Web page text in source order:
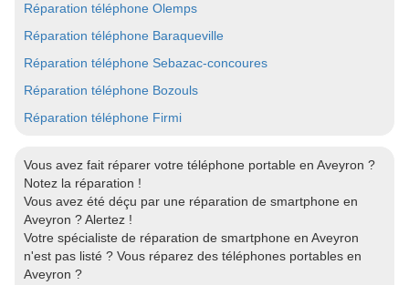
Réparation téléphone Olemps
Réparation téléphone Baraqueville
Réparation téléphone Sebazac-concoures
Réparation téléphone Bozouls
Réparation téléphone Firmi
Vous avez fait réparer votre téléphone portable en Aveyron ?
Notez la réparation !
Vous avez été déçu par une réparation de smartphone en
Aveyron ? Alertez !
Votre spécialiste de réparation de smartphone en Aveyron
n'est pas listé ? Vous réparez des téléphones portables en
Aveyron ?